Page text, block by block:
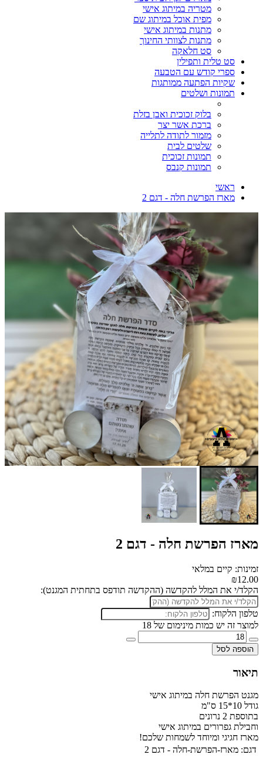
מטריה במיתוג אישי
מפית אוכל במיתוג שם
מתנות במיתוג אישי
מתנות לצוותי החינוך
סט חלאקה
סט טלית ותפילין
ספרי קודש עם הטבעה
שקיות הפתעה ממותגות
תמונות ושלטים
בלוק זכוכית ואבן בזלת
ברכת אשר יצר
מזמור לתודה לתלייה
שלטים לבית
תמונות זכוכית
תמונות קנבס
ראשי
מארז הפרשת חלה - דגם 2
מארז הפרשת חלה - דגם 2
זמינות: קיים במלאי
₪12.00
הקלד/י את המלל להקדשה (ההקדשה תודפס בתחתית המגנט):
טלפון הלקוח:
למוצר זה יש כמות מינימום של 18
הוספה לסל
תיאור
מגנט הפרשת חלה במיתוג אישי
גודל 10*15 ס"מ
בתוספת 2 נרונים
וחבילת גפרורים במיתוג אישי
מארז חגיגי ומיוחד לשמחות שלכם!
דגם: מארז-הפרשת-חלה - דגם 2